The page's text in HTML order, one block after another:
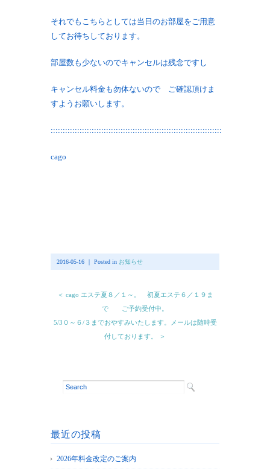
それでもこちらとしては当日のお部屋をご用意
してお待ちしております。
部屋数も少ないのでキャンセルは残念ですし
キャンセル料金も勿体ないので ご確認頂けま
すようお願いします。
:::::::::::::::::::::::::::::::::::::::::::::::::::::::::::::::::::::::
cago
2016-05-16 ｜ Posted in お知らせ
＜ cago エステ夏８／１～。 初夏エステ６／１９ま
で ご予約受付中。
5/3０～６/３までおやすみいたします。メールは随時受
付しております。 ＞
最近の投稿
2026年料金改定のご案内